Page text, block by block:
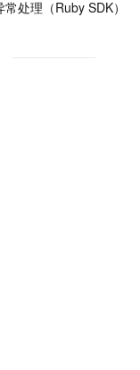
常处理（Ruby SDK）